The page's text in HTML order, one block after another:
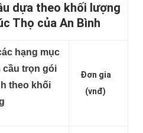
dựa theo khối lượng
Thọ của An Bình
hạng mục
cầu trọn gói
theo khối
Đơn gia
(vnđ)